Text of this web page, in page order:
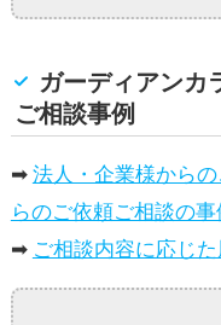
ガーディアンカ
ご相談事例
➡法人・企業様から
らのご依頼ご相談の事
➡ ご相談内容に応じ